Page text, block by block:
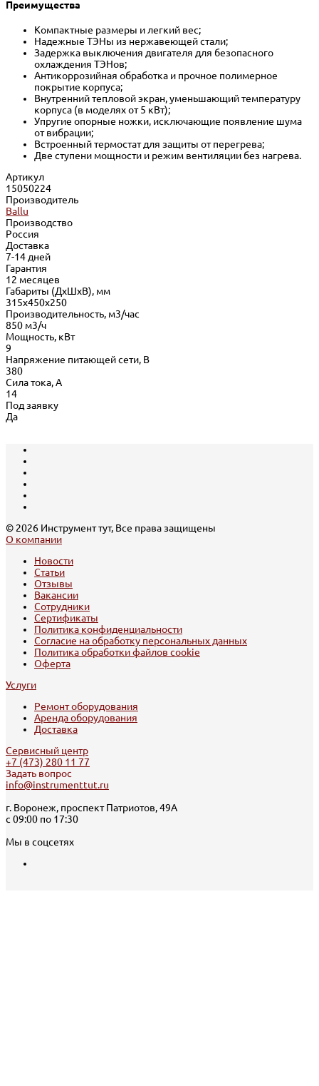
Преимущества
Компактные размеры и легкий вес;
Надежные ТЭНы из нержавеющей стали;
Задержка выключения двигателя для безопасного
охлаждения ТЭНов;
Антикоррозийная обработка и прочное полимерное
покрытие корпуса;
Внутренний тепловой экран, уменьшающий температуру
корпуса (в моделях от 5 кВт);
Упругие опорные ножки, исключающие появление шума
от вибрации;
Встроенный термостат для защиты от перегрева;
Две ступени мощности и режим вентиляции без нагрева.
Артикул
15050224
Производитель
Ballu
Производство
Россия
Доставка
7-14 дней
Гарантия
12 месяцев
Габариты (ДхШхВ), мм
315х450х250
Производительность, м3/час
850 м3/ч
Мощность, кВт
9
Напряжение питающей сети, В
380
Сила тока, А
14
Под заявку
Да
© 2026 Инструмент тут, Все права защищены
О компании
Новости
Статьи
Отзывы
Вакансии
Сотрудники
Сертификаты
Политика конфиденциальности
Согласие на обработку персональных данных
Политика обработки файлов cookie
Оферта
Услуги
Ремонт оборудования
Аренда оборудования
Доставка
Сервисный центр
+7 (473) 280 11 77
Задать вопрос
info@instrumenttut.ru
г. Воронеж, проспект Патриотов, 49А
с 09:00 по 17:30
Мы в соцсетях